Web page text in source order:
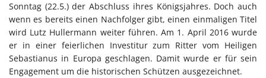
Sonntag (22.5.) der Abschluss ihres Königsjahres. Doch auch
wenn es bereits einen Nachfolger gibt, einen einmaligen Titel
wird Lutz Hullermann weiter führen. Am 1. April 2016 wurde
er in einer feierlichen Investitur zum Ritter vom Heiligen
Sebastianus in Europa geschlagen. Damit wurde er für sein
Engagement um die historischen Schützen ausgezeichnet.